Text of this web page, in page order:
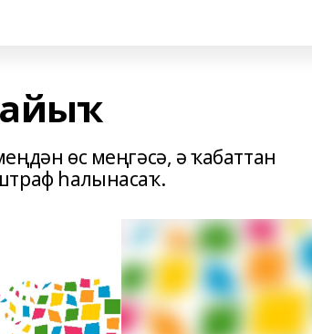
өс меңгәсә, ә ҡабаттан
һалынасаҡ.